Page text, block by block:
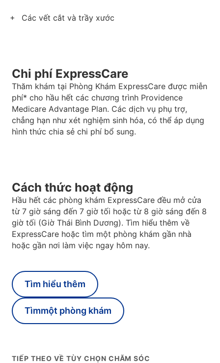
Các vết cắt và trầy xước
Chi phí ExpressCare
Thăm khám tại Phòng Khám ExpressCare được miễn
phí* cho hầu hết các chương trình Providence
Medicare Advantage Plan. Các dịch vụ phụ trợ,
chẳng hạn như xét nghiệm sinh hóa, có thể áp dụng
hình thức chia sẻ chi phí bổ sung.
Cách thức hoạt động
Hầu hết các phòng khám ExpressCare đều mở cửa
từ 7 giờ sáng đến 7 giờ tối hoặc từ 8 giờ sáng đến 8
giờ tối (Giờ Thái Bình Dương). Tìm hiểu thêm về
ExpressCare hoặc tìm một phòng khám gần nhà
hoặc gần nơi làm việc ngay hôm nay.
Tìm hiểu thêm
Tìmmột phòng khám
TIẾP THEO VỀ TÙY CHỌN CHĂM SÓC